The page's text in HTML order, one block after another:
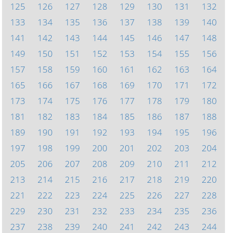
125
126 127 128 129 130 131
132
133
134 135 136 137 138 139
140
141
142 143 144 145 146 147
148
149
150 151 152 153 154 155
156
157
158 159 160 161 162 163
164
165
166 167 168 169 170 171
172
173
174 175 176 177 178 179
180
181
182 183 184 185 186 187
188
189
190 191 192 193 194 195
196
197
198 199 200 201 202 203
204
205
206 207 208 209 210 211
212
213
214 215 216 217 218 219
220
221
222 223 224 225 226 227
228
229
230 231 232 233 234 235
236
237
238 239 240 241 242 243
244